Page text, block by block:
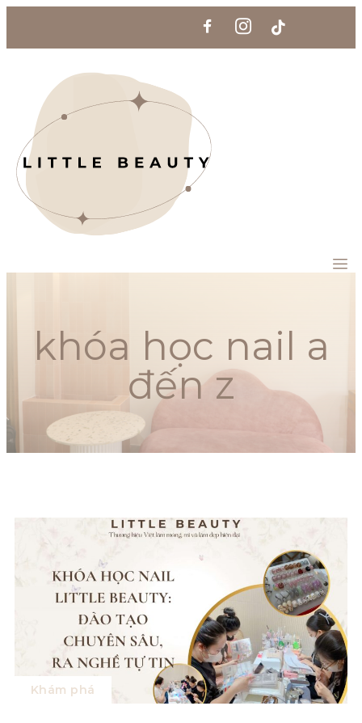
khóa học nail a
đến z
Khám phá